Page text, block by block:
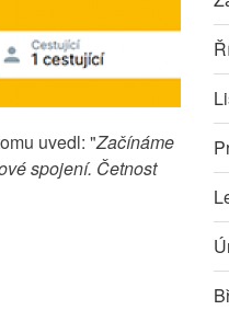
uvedl: "Začínáme
spojení. Četnost